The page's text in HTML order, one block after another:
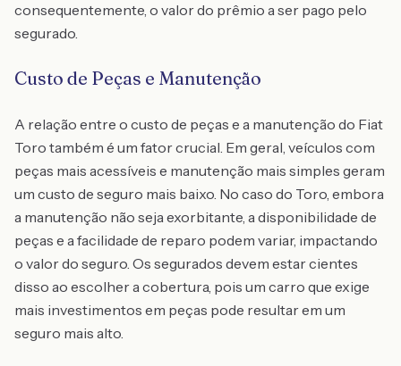
consequentemente, o valor do prêmio a ser pago pelo
segurado.
Custo de Peças e Manutenção
A relação entre o custo de peças e a manutenção do Fiat
Toro também é um fator crucial. Em geral, veículos com
peças mais acessíveis e manutenção mais simples geram
um custo de seguro mais baixo. No caso do Toro, embora
a manutenção não seja exorbitante, a disponibilidade de
peças e a facilidade de reparo podem variar, impactando
o valor do seguro. Os segurados devem estar cientes
disso ao escolher a cobertura, pois um carro que exige
mais investimentos em peças pode resultar em um
seguro mais alto.